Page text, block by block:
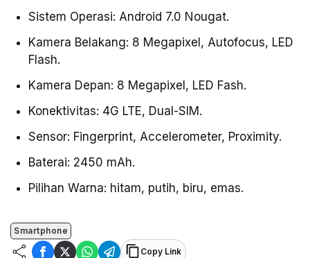
Sistem Operasi: Android 7.0 Nougat.
Kamera Belakang: 8 Megapixel, Autofocus, LED
Flash.
Kamera Depan: 8 Megapixel, LED Fash.
Konektivitas: 4G LTE, Dual-SIM.
Sensor: Fingerprint, Accelerometer, Proximity.
Baterai: 2450 mAh.
Pilihan Warna: hitam, putih, biru, emas.
Smartphone
Copy Link